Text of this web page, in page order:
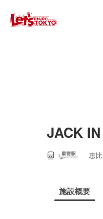
JACK
恵
施設概要